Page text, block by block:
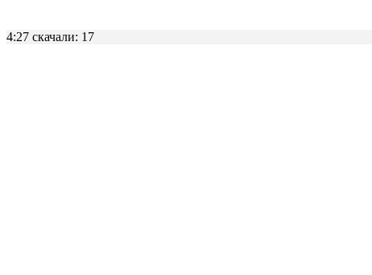
4:27 скачали: 17